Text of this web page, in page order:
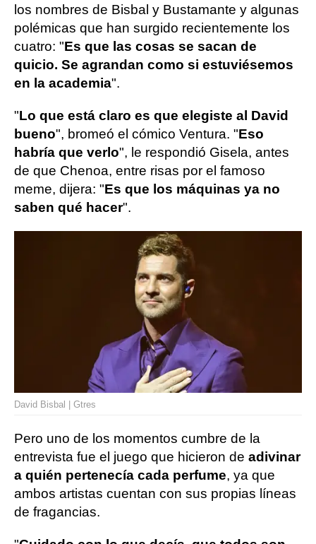
los nombres de Bisbal y Bustamante y algunas
polémicas que han surgido recientemente los
cuatro: "Es que las cosas se sacan de
quicio. Se agrandan como si estuviésemos
en la academia".
"Lo que está claro es que elegiste al David
bueno", bromeó el cómico Ventura. "Eso
habría que verlo", le respondió Gisela, antes
de que Chenoa, entre risas por el famoso
meme, dijera: "Es que los máquinas ya no
saben qué hacer".
David Bisbal | Gtres
Pero uno de los momentos cumbre de la
entrevista fue el juego que hicieron de adivinar
a quién pertenecía cada perfume, ya que
ambos artistas cuentan con sus propias líneas
de fragancias.